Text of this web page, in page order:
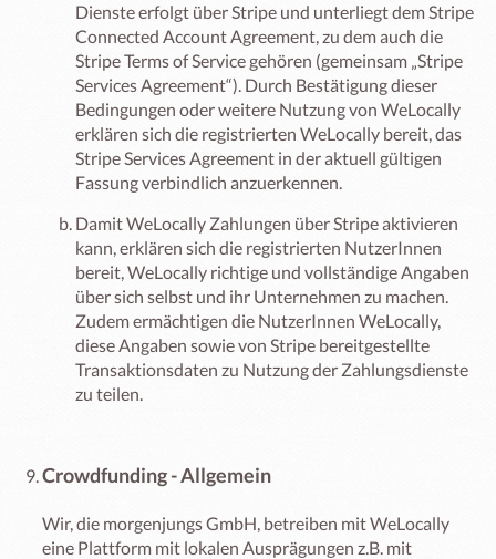
Dienste erfolgt über Stripe und unterliegt dem Stripe
Connected Account Agreement, zu dem auch die
Stripe Terms of Service gehören (gemeinsam „Stripe
Services Agreement“). Durch Bestätigung dieser
Bedingungen oder weitere Nutzung von WeLocally
erklären sich die registrierten WeLocally bereit, das
Stripe Services Agreement in der aktuell gültigen
Fassung verbindlich anzuerkennen.
Damit WeLocally Zahlungen über Stripe aktivieren
kann, erklären sich die registrierten NutzerInnen
bereit, WeLocally richtige und vollständige Angaben
über sich selbst und ihr Unternehmen zu machen.
Zudem ermächtigen die NutzerInnen WeLocally,
diese Angaben sowie von Stripe bereitgestellte
Transaktionsdaten zu Nutzung der Zahlungsdienste
zu teilen.
Crowdfunding - Allgemein
Wir, die morgenjungs GmbH, betreiben mit WeLocally
eine Plattform mit lokalen Ausprägungen z.B. mit